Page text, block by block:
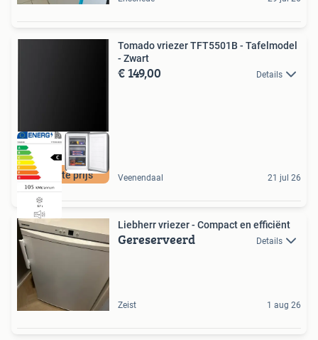
Laagste prijs
Tomado vriezer TFT5501B - Tafelmodel
- Zwart
€ 149,00 Details
Veenendaal 21 jul 26
Liebherr vriezer - Compact en efficiënt
Gereserveerd Details
Zeist 1 aug 26